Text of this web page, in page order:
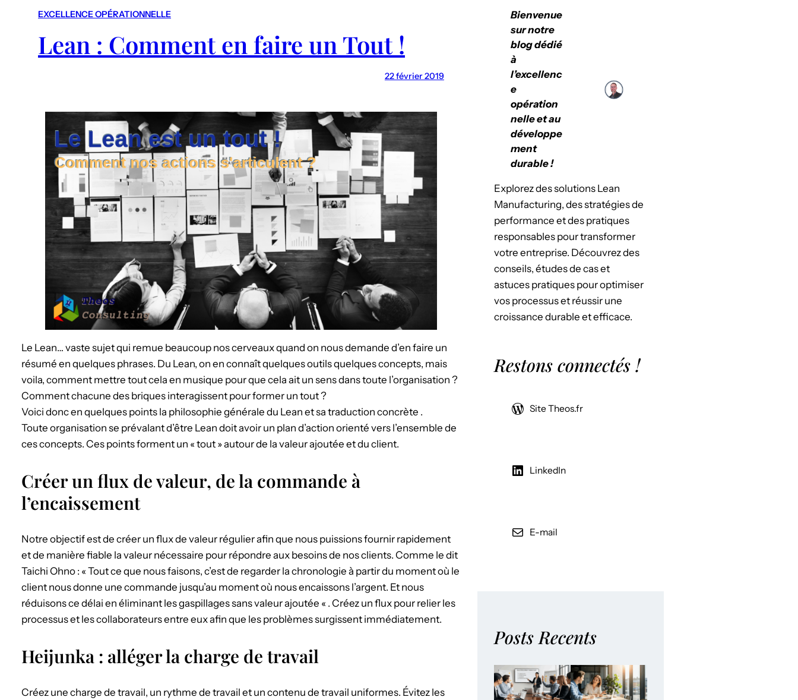
EXCELLENCE OPÉRATIONNELLE
Lean : Comment en faire un Tout !
22 février 2019
Le Lean… vaste sujet qui remue beaucoup nos cerveaux quand on nous demande d’en faire un
résumé en quelques phrases. Du Lean, on en connaît quelques outils quelques concepts, mais
voila, comment mettre tout cela en musique pour que cela ait un sens dans toute l’organisation ?
Comment chacune des briques interagissent pour former un tout ?
Voici donc en quelques points la philosophie générale du Lean et sa traduction concrète .
Toute organisation se prévalant d’être Lean doit avoir un plan d’action orienté vers l’ensemble de
ces concepts. Ces points forment un « tout » autour de la valeur ajoutée et du client.
Créer un flux de valeur, de la commande à
l’encaissement
Notre objectif est de créer un flux de valeur régulier afin que nous puissions fournir rapidement
et de manière fiable la valeur nécessaire pour répondre aux besoins de nos clients. Comme le dit
Taichi Ohno : « Tout ce que nous faisons, c’est de regarder la chronologie à partir du moment où le
client nous donne une commande jusqu’au moment où nous encaissons l’argent. Et nous
réduisons ce délai en éliminant les gaspillages sans valeur ajoutée « . Créez un flux pour relier les
processus et les collaborateurs entre eux afin que les problèmes surgissent immédiatement.
Heijunka : alléger la charge de travail
Créez une charge de travail, un rythme de travail et un contenu de travail uniformes. Évitez les
Bienvenue
sur notre
blog dédié
à
l’excellenc
e
opération
nelle et au
développe
ment
durable !
Explorez des solutions Lean
Manufacturing, des stratégies de
performance et des pratiques
responsables pour transformer
votre entreprise. Découvrez des
conseils, études de cas et
astuces pratiques pour optimiser
vos processus et réussir une
croissance durable et efficace.
Restons connectés !
Site Theos.fr
LinkedIn
E-mail
Posts Recents